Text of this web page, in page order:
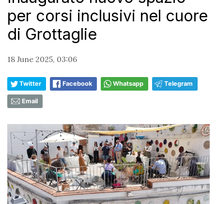
per corsi inclusivi nel cuore
di Grottaglie
18 June 2025, 03:06
Twitter Facebook Whatsapp Telegram
Email